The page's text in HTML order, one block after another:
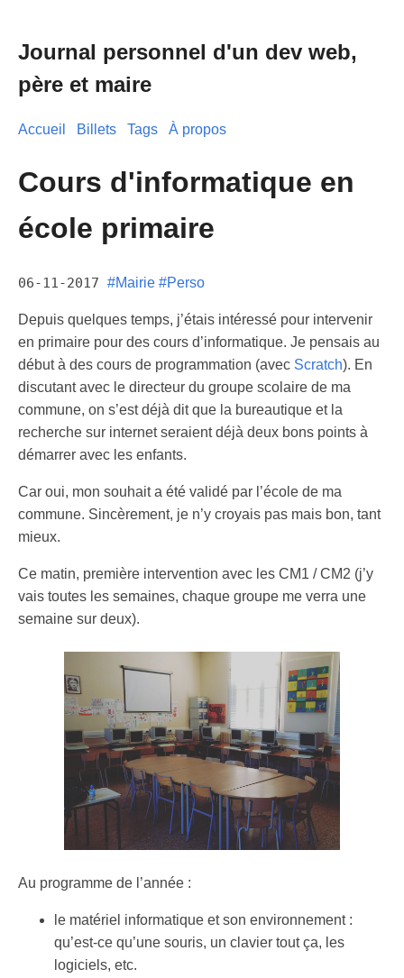
Journal personnel d'un dev web,
père et maire
Accueil Billets Tags À propos
Cours d'informatique en
école primaire
06-11-2017 #Mairie #Perso
Depuis quelques temps, j’étais intéressé pour intervenir
en primaire pour des cours d’informatique. Je pensais au
début à des cours de programmation (avec Scratch). En
discutant avec le directeur du groupe scolaire de ma
commune, on s’est déjà dit que la bureautique et la
recherche sur internet seraient déjà deux bons points à
démarrer avec les enfants.
Car oui, mon souhait a été validé par l’école de ma
commune. Sincèrement, je n’y croyais pas mais bon, tant
mieux.
Ce matin, première intervention avec les CM1 / CM2 (j’y
vais toutes les semaines, chaque groupe me verra une
semaine sur deux).
Au programme de l’année :
le matériel informatique et son environnement :
qu’est-ce qu’une souris, un clavier tout ça, les
logiciels, etc.